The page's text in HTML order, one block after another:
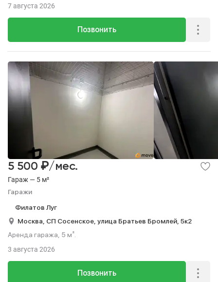
Позвонить
7 августа 2026
Гараж — 5 м²
Гаражи
5 500 ₽/мес.
Филатов Луг
Москва, СП Сосенское, улица Братьев Бромлей, 5к2
Аренда гаража, 5 м².
Позвонить
3 августа 2026